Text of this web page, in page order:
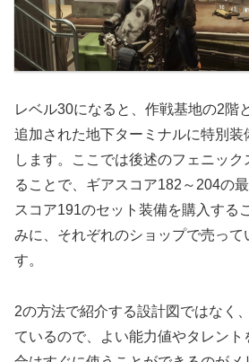
レベル30になると、作戦基地の2階
追加された地下ターミナルに特別装
します。ここでは後述のフェニッ
ることで、ギアスコア182～204の
スコア191のセット装備を購入する
みに、それぞれのショップで売って
す。
2の方法で紹介する設計図ではなく
ているので、よい能力値やタレン